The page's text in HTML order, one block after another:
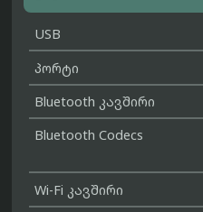
USB
პორტი
Bluetooth კავშირი
Bluetooth Codecs
Wi-Fi კავშირი